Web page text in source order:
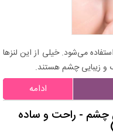
می‌شود. خیلی از این لنزها
و زیبایی چشم هستند.
ادامه
چشم - راحت و ساده